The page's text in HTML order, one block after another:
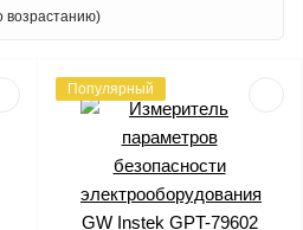
Популярный